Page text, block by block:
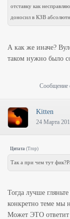
отставку как
доносил в КЗВ
А как же иначе?
таком нужно было
Сообщение
Kitten
24 Марта
Цитата (Trop)
Так а при чем тут
Тогда лучше
конкретно теме мы
Может ЭТО